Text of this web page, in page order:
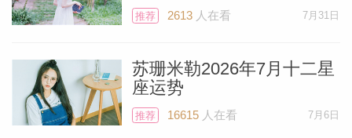
星也将在水瓶座逆行。水逆的时候，电子产
品容易出现故障，可能需要你跑去维修店里
维修。水逆期间也不适合购置任何电子产
推荐 2613人在看 7月31日
苏珊米勒2026年7月十二星
座运势
推荐 16615人在看 7月6日